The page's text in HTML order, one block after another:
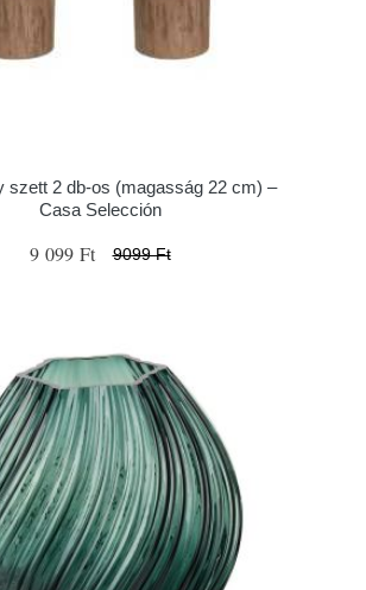
szett 2 db-os (magasság 22 cm) –
Casa Selección
9 099 Ft 9099 Ft